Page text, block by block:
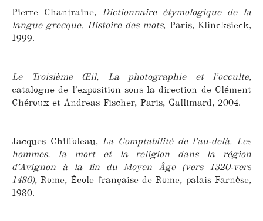
Pierre Chantraine, Dictionnaire étymologique de la
langue grecque. Histoire des mots, Paris, Klincksieck,
1999.
Le Troisième Œil, La photographie et l’occulte,
catalogue de l’exposition sous la direction de Clément
Chéroux et Andreas Fischer, Paris, Gallimard, 2004.
Jacques Chiffoleau, La Comptabilité de l’au-delà. Les
hommes, la mort et la religion dans la région
d’Avignon à la fin du Moyen Âge (vers 1320-vers
1480), Rome, École française de Rome, palais Farnèse,
1980.